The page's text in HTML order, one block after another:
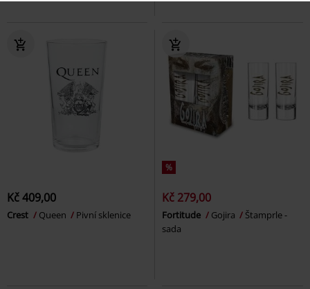
Kč 409,00
Crest Queen Pivní sklenice
%
Kč 279,00
Fortitude Gojira
Štamprle -
sada